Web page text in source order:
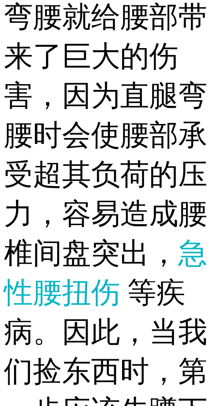
弯腰就给腰部带
来了巨大的伤
害，因为直腿弯
腰时会使腰部承
受超其负荷的压
力，容易造成腰
椎间盘突出， 急
性腰扭伤 等疾
病。因此，当我
们捡东西时，第